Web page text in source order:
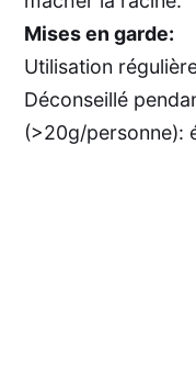
Mises en garde:
Utilisation
Déconseillé
(>20g/personne):